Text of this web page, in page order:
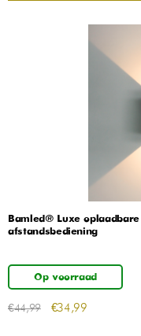
Bamled® Luxe
afstandsbediening
Op voorraad
€44,99 €34,99